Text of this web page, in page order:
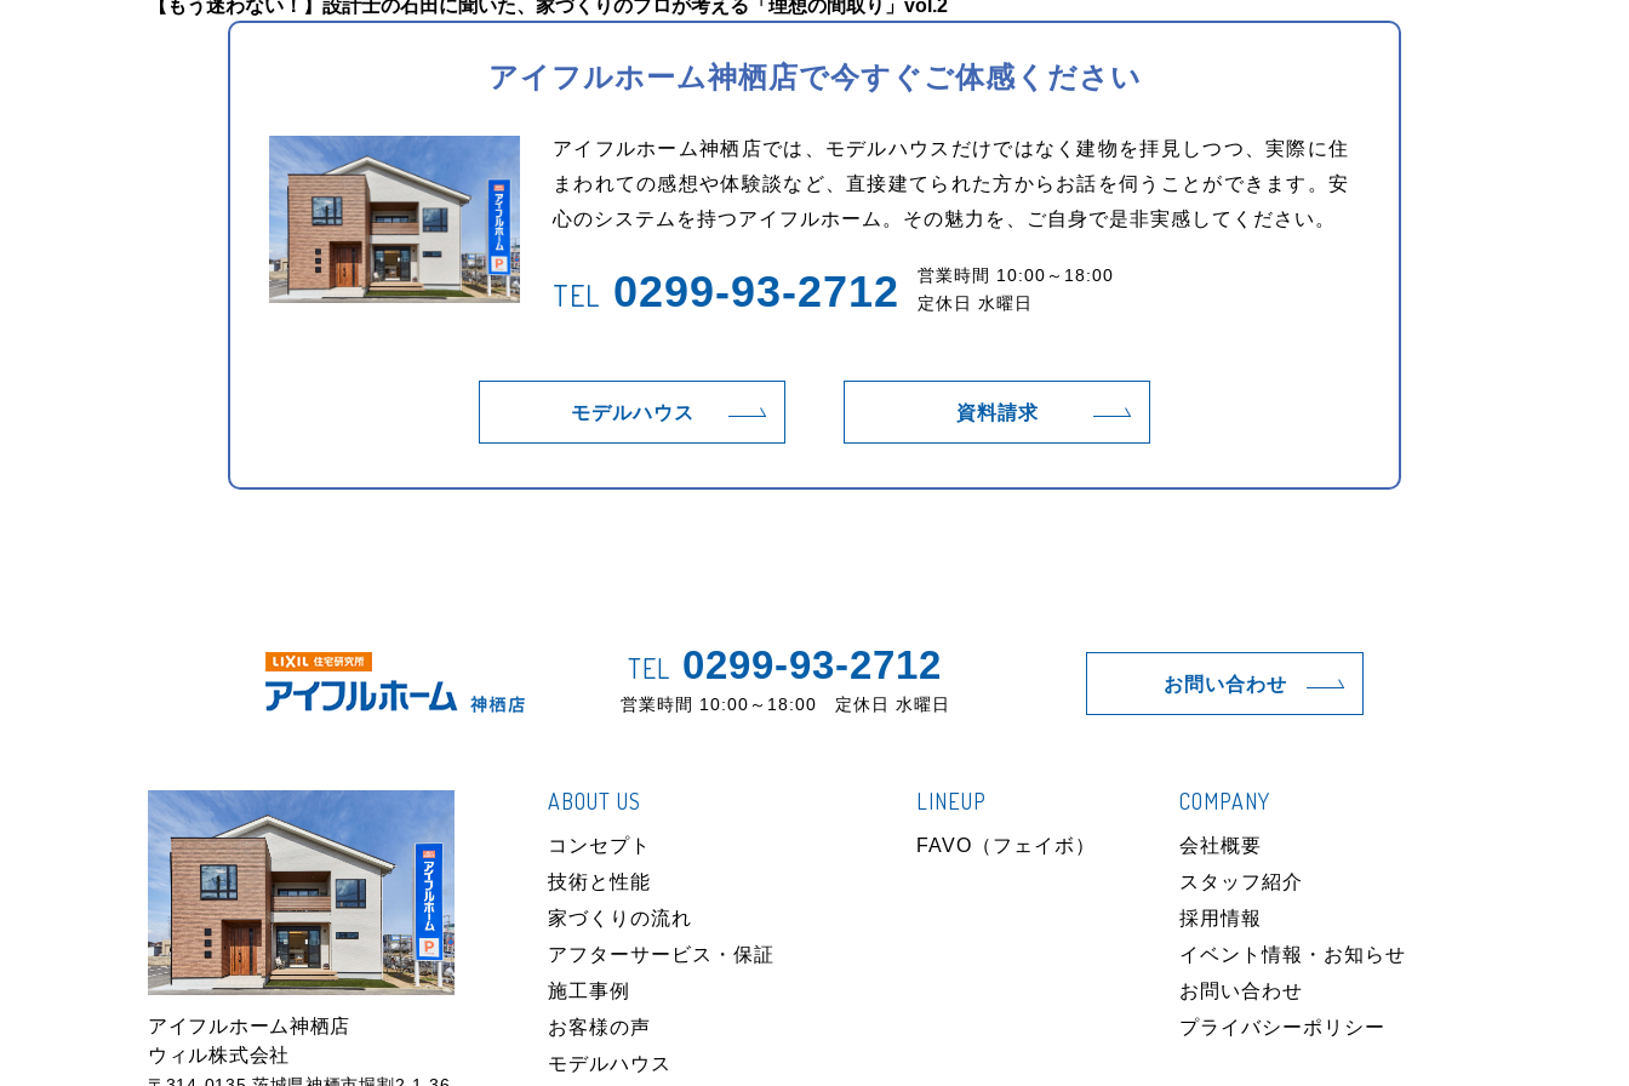
【もう迷わない！】設計士の石田に聞いた、家づくりのプロが考える「理想の間取り」vol.2
アイフルホーム神栖店で今すぐご体感ください
アイフルホーム神栖店では、モデルハウスだけではなく建物を拝見しつつ、実際に住
まわれての感想や体験談など、直接建てられた方からお話を伺うことができます。安
心のシステムを持つアイフルホーム。その魅力を、ご自身で是非実感してください。
TEL 0299-93-2712
営業時間 10:00～18:00
定休日 水曜日
モデルハウス 資料請求
TEL 0299-93-2712
営業時間 10:00～18:00 定休日 水曜日
お問い合わせ
アイフルホーム神栖店
ウィル株式会社
ABOUT US
コンセプト
技術と性能
家づくりの流れ
アフターサービス・保証
施工事例
お客様の声
モデルハウス
LINEUP
FAVO（フェイボ）
COMPANY
会社概要
スタッフ紹介
採用情報
イベント情報・お知らせ
お問い合わせ
プライバシーポリシー